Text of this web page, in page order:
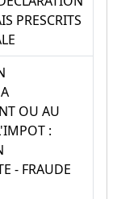
PRESCRITS
OU AU
:
- FRAUDE